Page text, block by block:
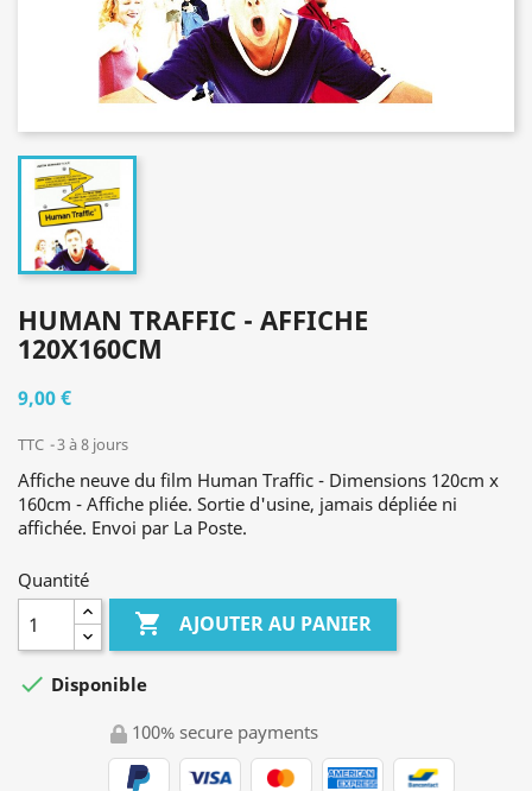
HUMAN TRAFFIC - AFFICHE
120X160CM
9,00 €
TTC 3 à 8 jours
Affiche neuve du film Human Traffic - Dimensions 120cm x
160cm - Affiche pliée. Sortie d'usine, jamais dépliée ni
affichée. Envoi par La Poste.
Quantité
 AJOUTER AU PANIER
 Disponible
100% secure payments